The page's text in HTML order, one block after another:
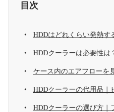
目次
HDDはどれくらい発熱す
HDDクーラーは必要性は
ケース内のエアフローを
HDDクーラーの代用品｜
HDDクーラーの選び方｜